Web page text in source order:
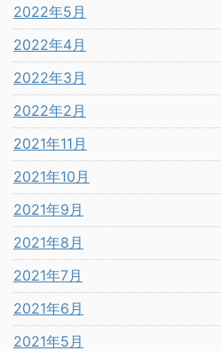
2022年5月
2022年4月
2022年3月
2022年2月
2021年11月
2021年10月
2021年9月
2021年8月
2021年7月
2021年6月
2021年5月